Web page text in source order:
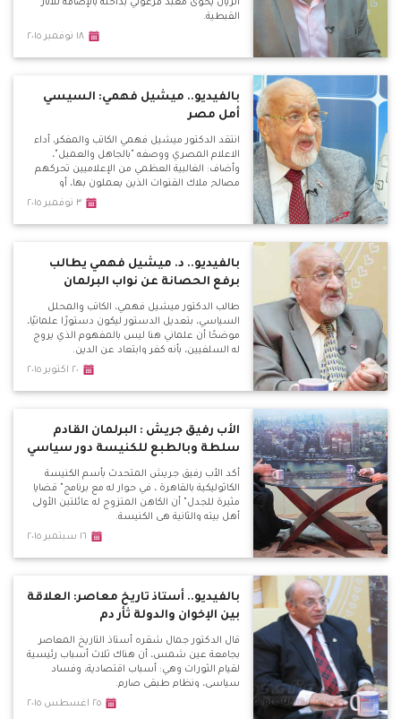
الريان يحوى معبد فرعوني بداخله بالإضافة للآثار
القبطية.
١٨ نوفمبر ٢٠١٥
بالفيديو.. ميشيل فهمي: السيسي
أمل مصر
انتقد الدكتور ميشيل فهمي الكاتب والمفكر، أداء
الاعلام المصري ووصفه "بالجاهل والعميل"،
وأضاف: الغالبية العظمي من الإعلاميين تحركهم
مصالح ملاك القنوات الذين يعملون بها، أو
أجندات خارجية يتلقون أموال نظير تطبيقها.
٣ نوفمبر ٢٠١٥
بالفيديو.. د. ميشيل فهمي يطالب
برفع الحصانة عن نواب البرلمان
طالب الدكتور ميشيل فهمي، الكاتب والمحلل
السياسي، بتعديل الدستور ليكون دستورًا علمانيًا،
موضحًا أن علماني هنا ليس بالمفهوم الذي يروج
له السلفيين، بأنه كفر وابتعاد عن الدين.
٢٠ اكتوبر ٢٠١٥
الأب رفيق جريش : البرلمان القادم
سلطة وبالطبع للكنيسة دور سياسي
أكد الأب رفيق جريش المتحدث بأسم الكنيسة
الكاثوليكية بالقاهرة ، في حوار له مع برنامج" قضايا
مثيرة للجدل" أن الكاهن المتزوج له عائلتين الأولى
أهل بيته والثانية هى الكنيسة.
١٦ سبتمبر ٢٠١٥
بالفيديو.. أستاذ تاريخ معاصر: العلاقة
بين الإخوان والدولة ثأر دم
قال الدكتور جمال شقره أستاذ التاريخ المعاصر
بجامعة عين شمس، أن هناك ثلاث أسباب رئيسية
لقيام الثورات وهي: أسباب اقتصادية، وفساد
سياسي، ونظام طبقي صارم.
٢٥ اغسطس ٢٠١٥